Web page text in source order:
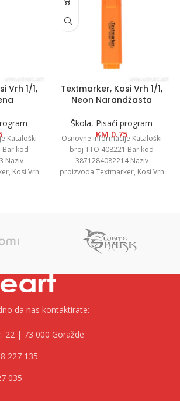
Vrh 1/1,
Kataloški
Bar kod
Naziv
Kosi Vrh
Textmarker, Kosi Vrh 1/1,
Neon Narandžasta
Škola, Pisaći program
KM0.75
Osnovne informacije Kataloški
broj TTO 408221 Bar kod
3871284082214 Naziv
proizvoda Textmarker, Kosi Vrh
da nas kontaktirate:
22 | 73 000 Goražde
227 135
035